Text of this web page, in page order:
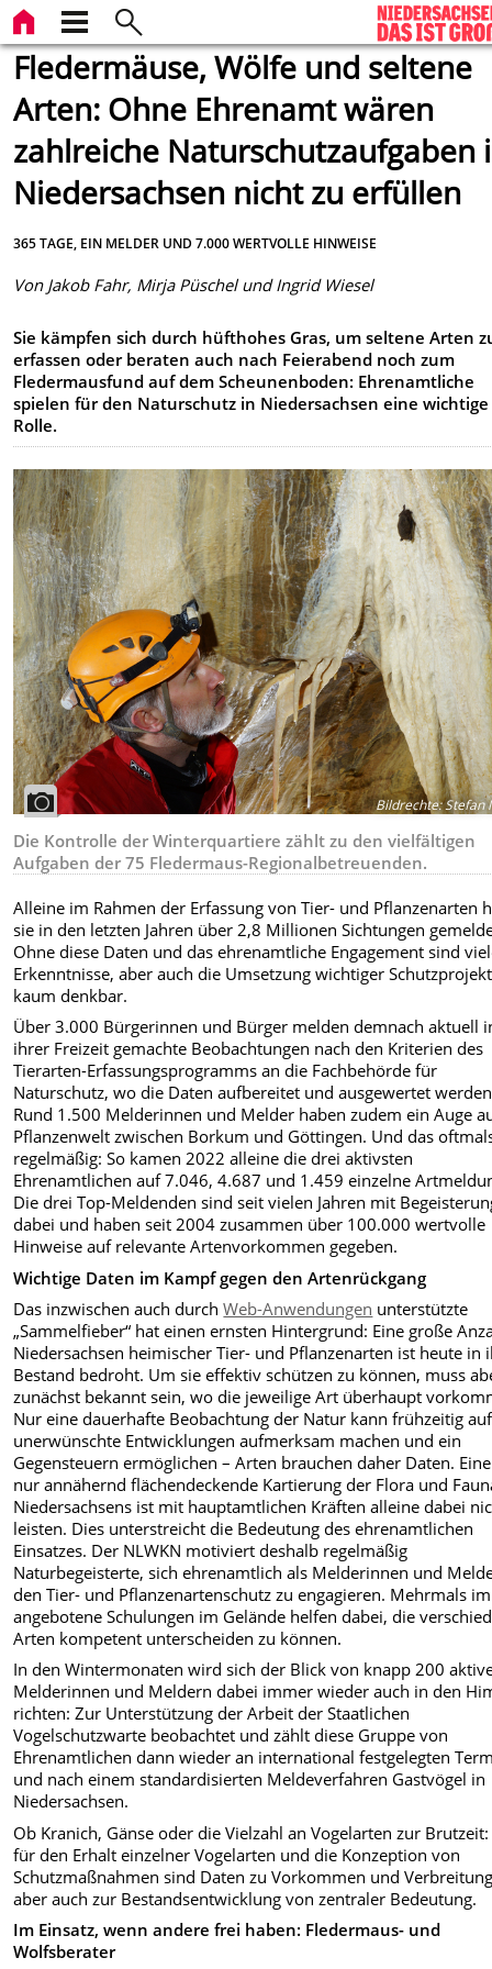
Fledermäuse, Wölfe und seltene
Arten: Ohne Ehrenamt wären
zahlreiche Naturschutzaufgaben
Niedersachsen nicht zu erfüllen
365 TAGE, EIN MELDER UND 7.000 WERTVOLLE HINWEISE
Von Jakob Fahr, Mirja Püschel und Ingrid Wiesel
Sie kämpfen sich durch hüfthohes Gras, um seltene Arten
erfassen oder beraten auch nach Feierabend noch zum
Fledermausfund auf dem Scheunenboden: Ehrenamtliche
spielen für den Naturschutz in Niedersachsen eine wichtige
Rolle.
Bildrechte:Stefan
Die Kontrolle der Winterquartiere zählt zu den vielfältigen
Aufgaben der 75 Fledermaus-Regionalbetreuenden.
Alleine im Rahmen der Erfassung von Tier- und Pflanzenarten
sie in den letzten Jahren über 2,8 Millionen Sichtungen
Ohne diese Daten und das ehrenamtliche Engagement sind
Erkenntnisse, aber auch die Umsetzung wichtiger
kaum denkbar.
Über 3.000 Bürgerinnen und Bürger melden demnach aktuell
ihrer Freizeit gemachte Beobachtungen nach den Kriterien des
Tierarten-Erfassungsprogramms an die Fachbehörde für
Naturschutz, wo die Daten aufbereitet und ausgewertet
Rund 1.500 Melderinnen und Melder haben zudem ein Auge
Pflanzenwelt zwischen Borkum und Göttingen. Und das
regelmäßig: So kamen 2022 alleine die drei aktivsten
Ehrenamtlichen auf 7.046, 4.687 und 1.459 einzelne
Die drei Top-Meldenden sind seit vielen Jahren mit
dabei und haben seit 2004 zusammen über 100.000 wertvolle
Hinweise auf relevante Artenvorkommen gegeben.
Wichtige Daten im Kampf gegen den Artenrückgang
Das inzwischen auch durchWeb-Anwendungen unterstützte
„Sammelfieber“ hat einen ernsten Hintergrund: Eine große
Niedersachsen heimischer Tier- und Pflanzenarten ist heute in
Bestand bedroht. Um sie effektiv schützen zu können, muss
zunächst bekannt sein, wo die jeweilige Art überhaupt
Nur eine dauerhafte Beobachtung der Natur kann frühzeitig auf
unerwünschte Entwicklungen aufmerksam machen und ein
Gegensteuern ermöglichen – Arten brauchen daher Daten.
nur annähernd flächendeckende Kartierung der Flora und
Niedersachsens ist mit hauptamtlichen Kräften alleine dabei
leisten. Dies unterstreicht die Bedeutung des ehrenamtlichen
Einsatzes. Der NLWKN motiviert deshalb regelmäßig
Naturbegeisterte, sich ehrenamtlich als Melderinnen und
den Tier- und Pflanzenartenschutz zu engagieren. Mehrmals
angebotene Schulungen im Gelände helfen dabei, die
Arten kompetent unterscheiden zu können.
In den Wintermonaten wird sich der Blick von knapp 200
Melderinnen und Meldern dabei immer wieder auch in den
richten: Zur Unterstützung der Arbeit der Staatlichen
Vogelschutzwarte beobachtet und zählt diese Gruppe von
Ehrenamtlichen dann wieder an international festgelegten
und nach einem standardisierten Meldeverfahren Gastvögel in
Niedersachsen.
Ob Kranich, Gänse oder die Vielzahl an Vogelarten zur
für den Erhalt einzelner Vogelarten und die Konzeption von
Schutzmaßnahmen sind Daten zu Vorkommen und
aber auch zur Bestandsentwicklung von zentraler Bedeutung.
Im Einsatz, wenn andere frei haben: Fledermaus- und
Wolfsberater